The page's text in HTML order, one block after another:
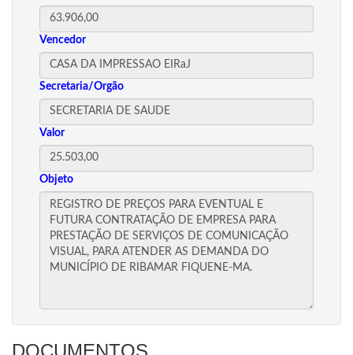
Vencedor
Secretaria/Orgão
Valor
Objeto
DOCUMENTOS